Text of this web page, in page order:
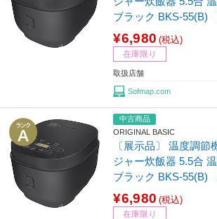
ブラック BKS-55(B)
¥6,980 (税込)
在庫限り
取扱店舗
Sofmap.com
中古商品
ORIGINAL BASIC
〔展示品〕 温度調節
ジャー炊飯器 5.5合
ブラック BKS-55(B)
¥6,980 (税込)
在庫限り